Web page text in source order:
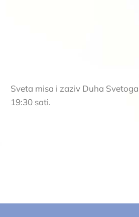
Sveta misa i zaziv Duha
19:30 sati.